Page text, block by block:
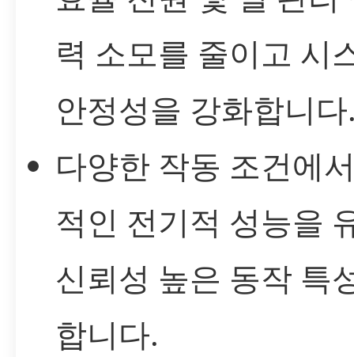
력 소모를 줄이고 시
안정성을 강화합니
다양한 작동 조건에
적인 전기적 성능을
신뢰성 높은 동작 특
합니다.